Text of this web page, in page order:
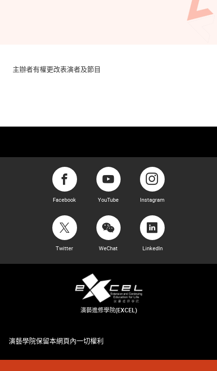
主辦者有權更改表演者及節目
Facebook YouTube Instagram
Twitter WeChat LinkedIn
演藝進修學院(EXCEL)
演藝學院保留本網頁內一切權利